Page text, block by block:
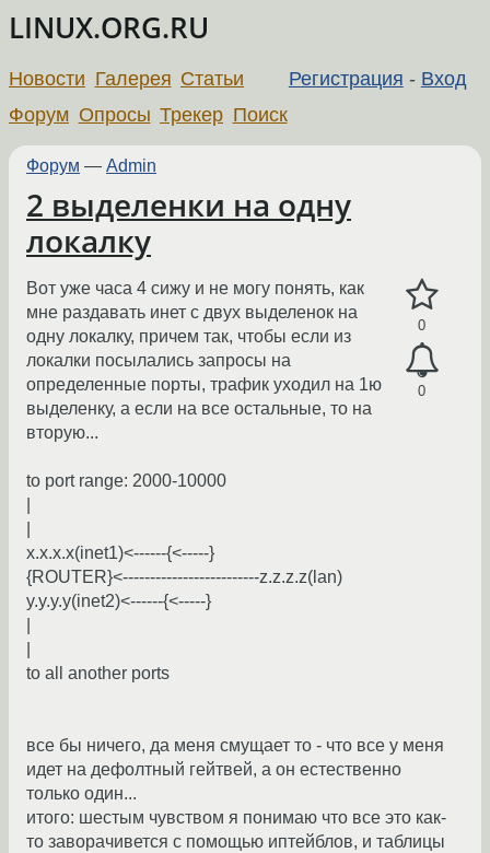
LINUX.ORG.RU
Регистрация - Вход
Новости Галерея Статьи
Форум Опросы Трекер Поиск
Форум — Admin
2 выделенки на одну
локалку
0
0
Вот уже часа 4 сижу и не могу понять, как
мне раздавать инет с двух выделенок на
одну локалку, причем так, чтобы если из
локалки посылались запросы на
определенные порты, трафик уходил на 1ю
выделенку, а если на все остальные, то на
вторую...
to port range: 2000-10000
x.x.x.x(inet1)<------{<-----}
{ROUTER}<-------------------------z.z.z.z(lan)
y.y.y.y(inet2)<------{<-----}
to all another ports
все бы ничего, да меня смущает то - что все у меня
идет на дефолтный гейтвей, а он естественно
только один...
итого: шестым чувством я понимаю что все это как-
то заворачивется с помощью иптейблов, и таблицы